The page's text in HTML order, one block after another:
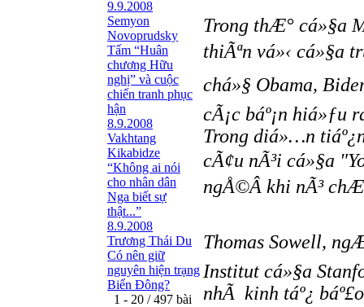
9.9.2008
Semyon
Novoprudsky
Tấm “Huân
chương Hữu
nghị” và cuộc
chiến tranh phục
hận
8.9.2008
Vakhtang
Kikabidze
“Không ai nói
cho nhân dân
Nga biết sự
thật...”
8.9.2008
Trương Thái Du
Có nên giữ
nguyên hiện trạng
Biển Đông?
1 - 20 / 497 bài
Trong thÆ° cá»§a
thiÃªn vá»‹ cá»§a
chá»§ Obama,
cÃ¡c báº¡n hiá»ƒu
Trong diá»…n
cÃ¢u nÃ³i cá»§a
ngÅ©Â khi nÃ³
Thomas Sowell,
Institut cá»§a
nhÃ kinh táº¿